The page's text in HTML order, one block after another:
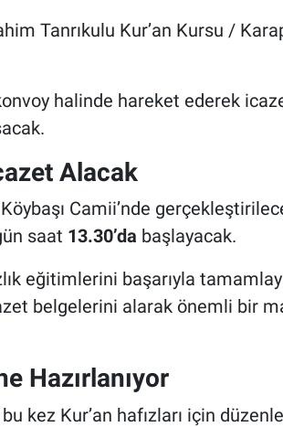
Tanrıkulu Kur’an Kursu /
halinde hareket ederek
Alacak
Camii’nde
saat 13.30’da başlayacak.
eğitimlerini başarıyla
belgelerini alarak önemli bir
Hazırlanıyor
kez Kur’an hafızları için